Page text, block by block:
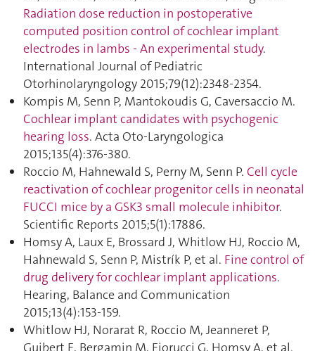
Radiation dose reduction in postoperative
computed position control of cochlear implant
electrodes in lambs - An experimental study.
International Journal of Pediatric
Otorhinolaryngology 2015;79(12):2348‑2354.
Kompis M, Senn P, Mantokoudis G, Caversaccio M.
Cochlear implant candidates with psychogenic
hearing loss. Acta Oto-Laryngologica
2015;135(4):376‑380.
Roccio M, Hahnewald S, Perny M, Senn P. Cell cycle
reactivation of cochlear progenitor cells in neonatal
FUCCI mice by a GSK3 small molecule inhibitor.
Scientific Reports 2015;5(1):17886.
Homsy A, Laux E, Brossard J, Whitlow HJ, Roccio M,
Hahnewald S, Senn P, Mistrík P, et al. Fine control of
drug delivery for cochlear implant applications.
Hearing, Balance and Communication
2015;13(4):153‑159.
Whitlow HJ, Norarat R, Roccio M, Jeanneret P,